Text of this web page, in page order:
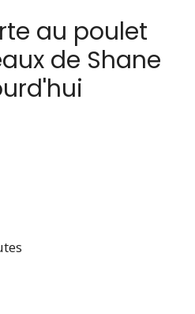
au poulet
de Shane